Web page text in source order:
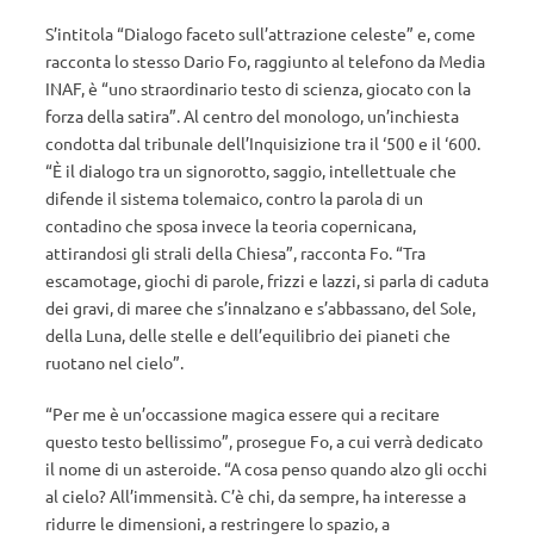
S’intitola “Dialogo faceto sull’attrazione celeste” e, come
racconta lo stesso Dario Fo, raggiunto al telefono da Media
INAF, è “uno straordinario testo di scienza, giocato con la
forza della satira”. Al centro del monologo, un’inchiesta
condotta dal tribunale dell’Inquisizione tra il ‘500 e il ‘600.
“È il dialogo tra un signorotto, saggio, intellettuale che
difende il sistema tolemaico, contro la parola di un
contadino che sposa invece la teoria copernicana,
attirandosi gli strali della Chiesa”, racconta Fo. “Tra
escamotage, giochi di parole, frizzi e lazzi, si parla di caduta
dei gravi, di maree che s’innalzano e s’abbassano, del Sole,
della Luna, delle stelle e dell’equilibrio dei pianeti che
ruotano nel cielo”.
“Per me è un’occassione magica essere qui a recitare
questo testo bellissimo”, prosegue Fo, a cui verrà dedicato
il nome di un asteroide. “A cosa penso quando alzo gli occhi
al cielo? All’immensità. C’è chi, da sempre, ha interesse a
ridurre le dimensioni, a restringere lo spazio, a